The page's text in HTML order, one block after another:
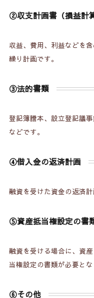
②収支計画書（損益計
収益、費用、利益などを
繰り計画です。
③法的書類
登記簿謄本、設立登記議
などです。
④借入金の返済計画
融資を受けた資金の返済計
⑤資産抵当権設定の書
融資を受ける場合に、資
当権設定の書類が必要とな
⑥その他